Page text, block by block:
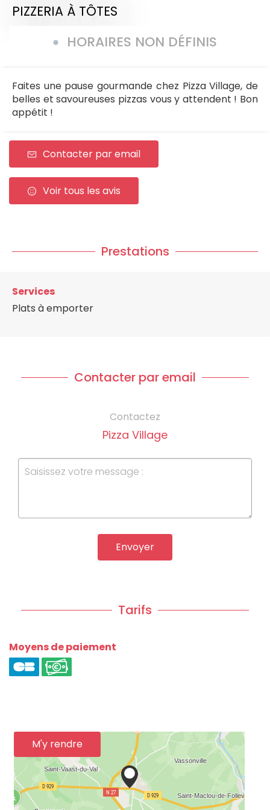
PIZZERIA À TÔTES
HORAIRES NON DÉFINIS
Faites une pause gourmande chez Pizza Village, de
belles et savoureuses pizzas vous y attendent ! Bon
appétit !
Contacter par email
Voir tous les avis
Prestations
Services
Plats à emporter
Contacter par email
Contactez
Pizza Village
Envoyer
Tarifs
Moyens de paiement
M'y rendre